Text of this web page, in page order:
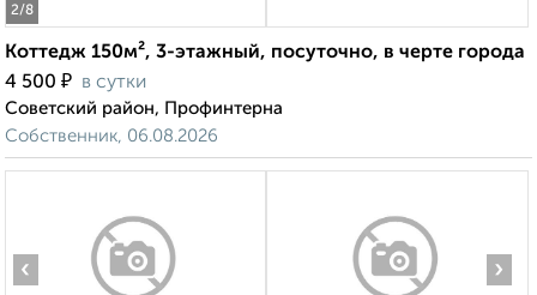
2/8
Коттедж 150м², 3-этажный, посуточно, в черте города
4 500 ₽ в сутки
Советский район, Профинтерна
Собственник, 06.08.2026
‹ ›